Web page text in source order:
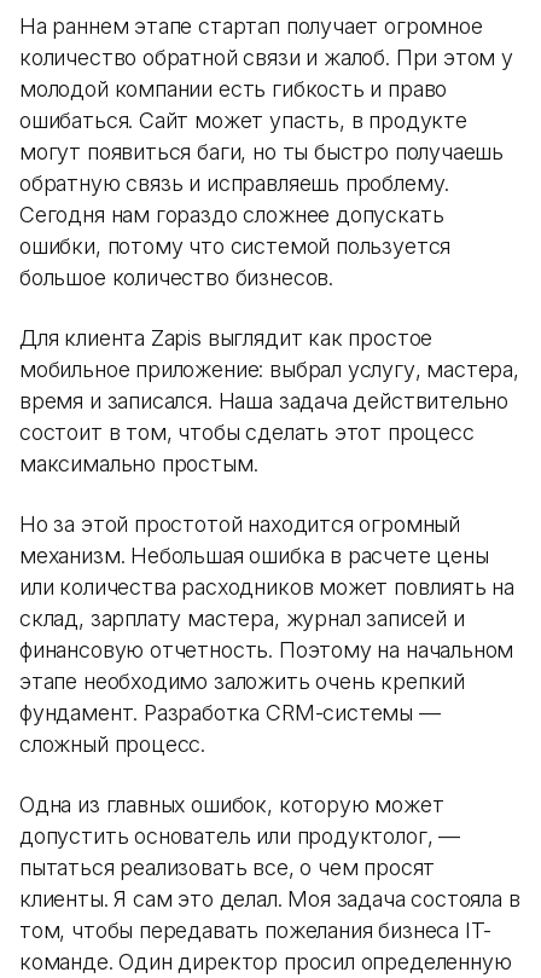
На раннем этапе стартап получает огромное
количество обратной связи и жалоб. При этом у
молодой компании есть гибкость и право
ошибаться. Сайт может упасть, в продукте
могут появиться баги, но ты быстро получаешь
обратную связь и исправляешь проблему.
Сегодня нам гораздо сложнее допускать
ошибки, потому что системой пользуется
большое количество бизнесов.
Для клиента Zapis выглядит как простое
мобильное приложение: выбрал услугу, мастера,
время и записался. Наша задача действительно
состоит в том, чтобы сделать этот процесс
максимально простым.
Но за этой простотой находится огромный
механизм. Небольшая ошибка в расчете цены
или количества расходников может повлиять на
склад, зарплату мастера, журнал записей и
финансовую отчетность. Поэтому на начальном
этапе необходимо заложить очень крепкий
фундамент. Разработка CRM-системы —
сложный процесс.
Одна из главных ошибок, которую может
допустить основатель или продуктолог, —
пытаться реализовать все, о чем просят
клиенты. Я сам это делал. Моя задача состояла в
том, чтобы передавать пожелания бизнеса IT-
команде. Один директор просил определенную